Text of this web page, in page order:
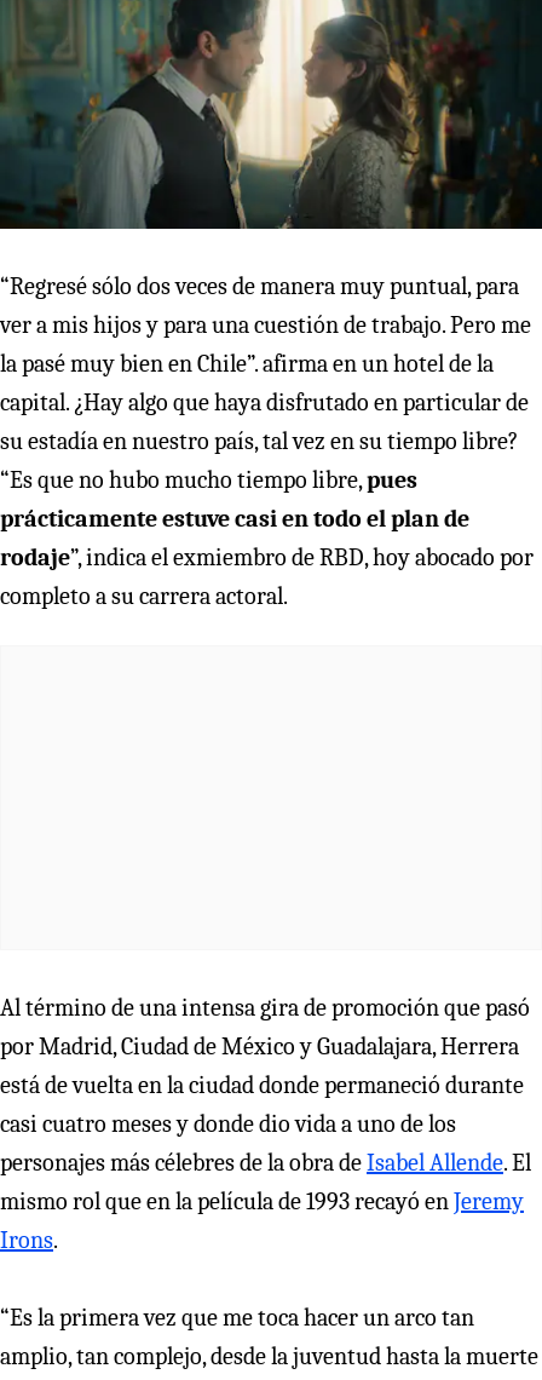
“Regresé sólo dos veces de manera muy puntual, para
ver a mis hijos y para una cuestión de trabajo. Pero me
la pasé muy bien en Chile”. afirma en un hotel de la
capital. ¿Hay algo que haya disfrutado en particular de
su estadía en nuestro país, tal vez en su tiempo libre?
“Es que no hubo mucho tiempo libre,pues
prácticamente estuve casi en todo el plan de
rodaje”, indica el exmiembro de RBD, hoy abocado por
completo a su carrera actoral.
Al término de una intensa gira de promoción que pasó
por Madrid, Ciudad de México y Guadalajara, Herrera
está de vuelta en la ciudad donde permaneció durante
casi cuatro meses y donde dio vida a uno de los
personajes más célebres de la obra deIsabel Allende. El
mismo rol que en la película de 1993 recayó enJeremy
Irons.
“Es la primera vez que me toca hacer un arco tan
amplio, tan complejo, desde la juventud hasta la muerte